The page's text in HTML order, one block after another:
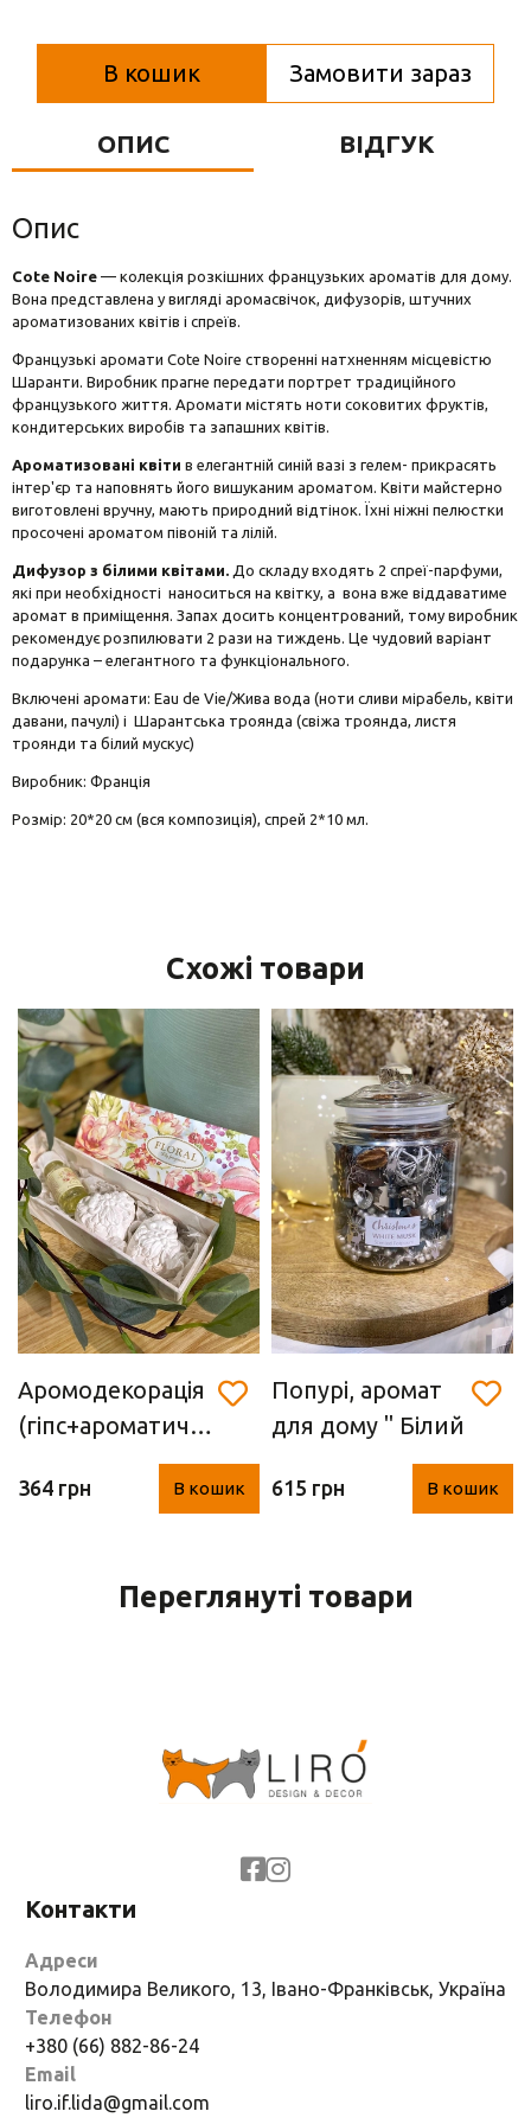
Фігурки та статуетки
В кошик Замовити зараз
ОПИС ВІДГУК
Опис
Cote Noire — колекція розкішних французьких ароматів для дому.
Вона представлена у вигляді аромасвічок, дифузорів, штучних
ароматизованих квітів і спреїв.
Французькі аромати Cote Noire створенні натхненням місцевістю
Шаранти. Виробник прагне передати портрет традиційного
французького життя. Аромати містять ноти соковитих фруктів,
кондитерських виробів та запашних квітів.
Ароматизовані квіти в елегантній синій вазі з гелем- прикрасять
інтер'єр та наповнять його вишуканим ароматом. Квіти майстерно
виготовлені вручну, мають природний відтінок. Їхні ніжні пелюстки
просочені ароматом півоній та лілій.
Дифузор з білими квітами. До складу входять 2 спреї-парфуми,
які при необхідності наноситься на квітку, а вона вже віддаватиме
аромат в приміщення. Запах досить концентрований, тому виробник
рекомендує розпилювати 2 рази на тиждень. Це чудовий варіант
подарунка – елегантного та функціонального.
Включені аромати: Eau de Vie/Жива вода (ноти сливи мірабель, квіти
давани, пачулі) і Шарантська троянда (свіжа троянда, листя
троянди та білий мускус)
Виробник: Франція
Розмір: 20*20 см (вся композиція), спрей 2*10 мл.
Схожі товари
Аромодекорація
(гіпс+ароматичне
364 грн В кошик
Попурі, аромат
для дому " Білий
615 грн В кошик
Переглянуті товари
Контакти
Адреси
Володимира Великого, 13, Івано-Франківськ, Україна
Телефон
+380 (66) 882-86-24
Email
liro.if.lida@gmail.com